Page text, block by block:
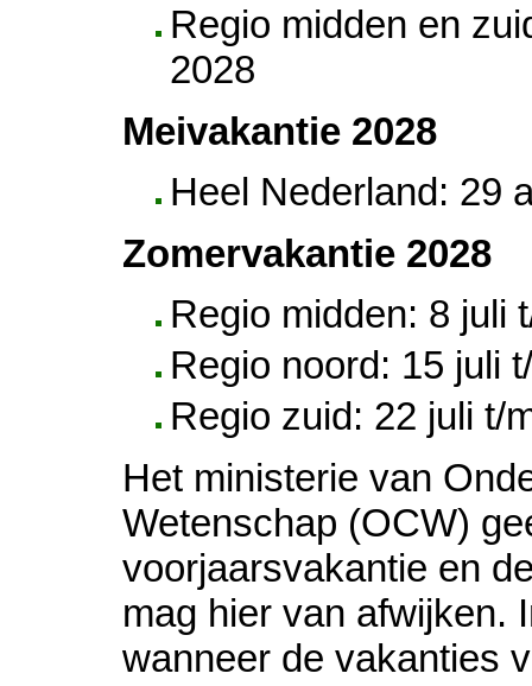
Regio midden en
2028
Meivakantie 2028
Heel Nederland: 29
Zomervakantie 2028
Regio midden: 8 juli
Regio noord: 15 juli
Regio zuid: 22 juli t/
Het ministerie van
Wetenschap (OCW)
voorjaarsvakantie en
mag hier van afwijken.
wanneer de vakanties